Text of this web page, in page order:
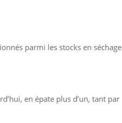
parmi les stocks en séchage
en épate plus d’un, tant par